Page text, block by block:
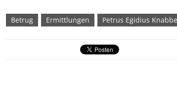
Betrug Ermittlungen Petrus Egidius